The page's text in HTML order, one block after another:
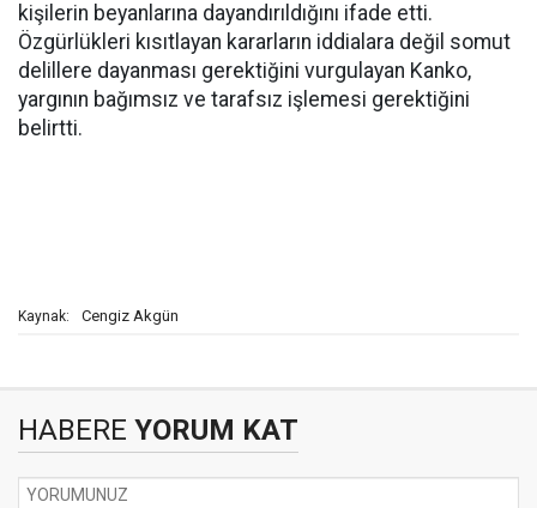
kişilerin beyanlarına dayandırıldığını ifade etti.
Özgürlükleri kısıtlayan kararların iddialara değil somut
delillere dayanması gerektiğini vurgulayan Kanko,
yargının bağımsız ve tarafsız işlemesi gerektiğini
belirtti.
Kaynak: Cengiz Akgün
HABERE YORUM KAT